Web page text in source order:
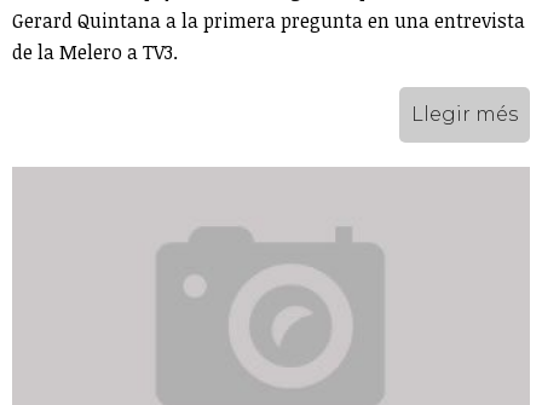
Gerard Quintana a la primera pregunta en una entrevista
de la Melero a TV3.
Llegir més